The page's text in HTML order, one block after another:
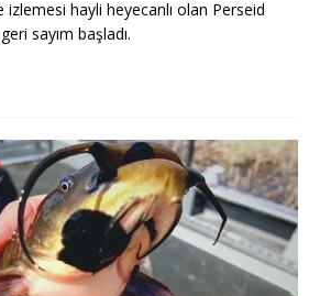
izlemesi hayli heyecanlı olan Perseid
sayım başladı.